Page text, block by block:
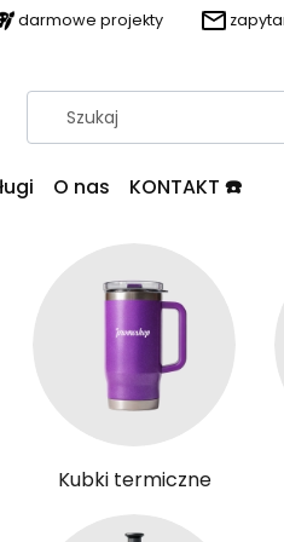
darmowe projekty
O nas KONTAKT ☎️
Kubki termiczne